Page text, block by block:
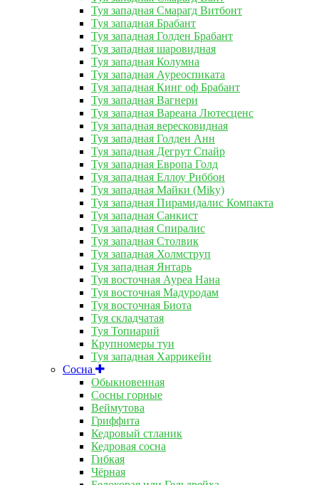
Туя западная Смарагд Витбонт
Туя западная Брабант
Туя западная Голден Брабант
Туя западная шаровидная
Туя западная Колумна
Туя западная Ауреоспиката
Туя западная Кинг оф Брабант
Туя западная Вагнери
Туя западная Вареана Лютесценс
Туя западная вересковидная
Туя западная Голден Анн
Туя западная Дегрут Спайр
Туя западная Европа Голд
Туя западная Еллоу Риббон
Туя западная Майки (Miky)
Туя западная Пирамидалис Компакта
Туя западная Санкист
Туя западная Спиралис
Туя западная Столвик
Туя западная Холмструп
Туя западная Янтарь
Туя восточная Ауреа Нана
Туя восточная Мадуродам
Туя восточная Биота
Туя складчатая
Туя Топиарий
Крупномеры туи
Туя западная Харрикейн
Сосна
Обыкновенная
Сосны горные
Веймутова
Гриффита
Кедровый стланик
Кедровая сосна
Гибкая
Чёрная